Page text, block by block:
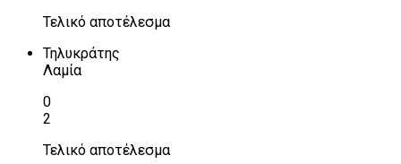
Τελικό αποτέλεσμα
Τηλυκράτης
Λαμία
0
2
Τελικό αποτέλεσμα